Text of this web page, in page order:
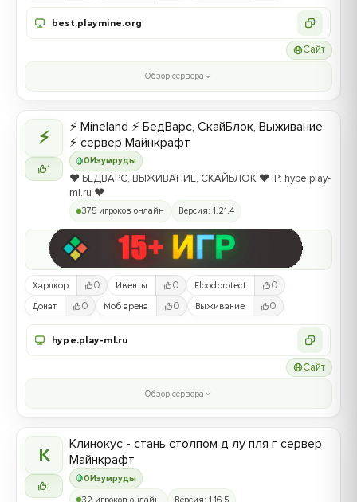
best.playmine.org
Сайт
Обзор сервера
⚡
1
0 Изумруды
⚡ Mineland ⚡ БедВарс, СкайБлок, Выживание
⚡ сервер Майнкрафт
❤️ БЕДВАРС, ВЫЖИВАНИЕ, СКАЙБЛОК ❤️ IP: hype.play-
ml.ru ❤️
375 игроков онлайн Версия: 1.21.4
Хардкор 0 Ивенты 0 Floodprotect 0
Донат 0 Моб арена 0 Выживание 0
hype.play-ml.ru
Сайт
Обзор сервера
К
1
0Изумруды
Клинокус - стань столпом д лу пля г сервер
Майнкрафт